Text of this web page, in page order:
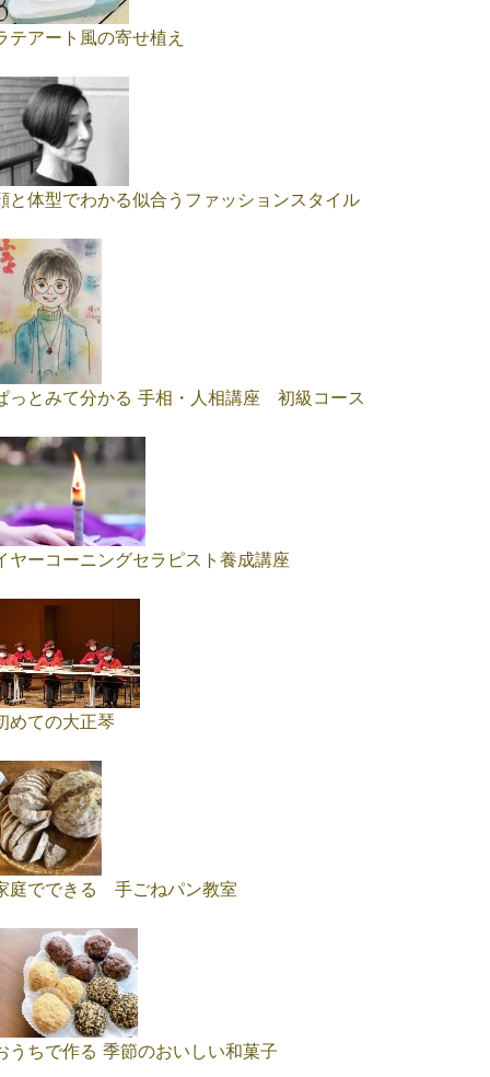
テアート風の寄せ植え
と体型でわかる似合うファッションスタイル
っとみて分かる 手相・人相講座 初級コース
ヤーコーニングセラピスト養成講座
めての大正琴
庭でできる 手ごねパン教室
うちで作る 季節のおいしい和菓子